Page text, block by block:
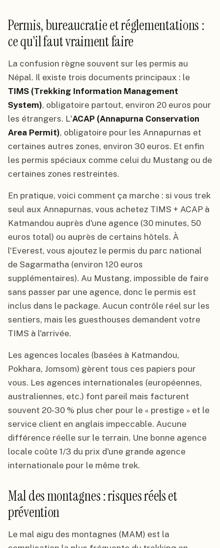
Permis, bureaucratie et réglementations :
ce qu'il faut vraiment faire
La confusion règne souvent sur les permis au
Népal. Il existe trois documents principaux : le
TIMS (Trekking Information Management
System), obligatoire partout, environ 20 euros pour
les étrangers. L'ACAP (Annapurna Conservation
Area Permit), obligatoire pour les Annapurnas et
certaines autres zones, environ 30 euros. Et enfin
les permis spéciaux comme celui du Mustang ou de
certaines zones restreintes.
En pratique, voici comment ça marche : si vous trek
seul aux Annapurnas, vous achetez TIMS + ACAP à
Katmandou auprès d'une agence (30 minutes, 50
euros total) ou auprès de certains hôtels. À
l'Everest, vous ajoutez le permis du parc national
de Sagarmatha (environ 120 euros
supplémentaires). Au Mustang, impossible de faire
sans passer par une agence, donc le permis est
inclus dans le package. Aucun contrôle réel sur les
sentiers, mais les guesthouses demandent votre
TIMS à l'arrivée.
Les agences locales (basées à Katmandou,
Pokhara, Jomsom) gèrent tous ces papiers pour
vous. Les agences internationales (européennes,
australiennes, etc.) font pareil mais facturent
souvent 20-30 % plus cher pour le « prestige » et le
service client en anglais impeccable. Aucune
différence réelle sur le terrain. Une bonne agence
locale coûte 1/3 du prix d'une grande agence
internationale pour le même trek.
Mal des montagnes : risques réels et
prévention
Le mal aigu des montagnes (MAM) est la